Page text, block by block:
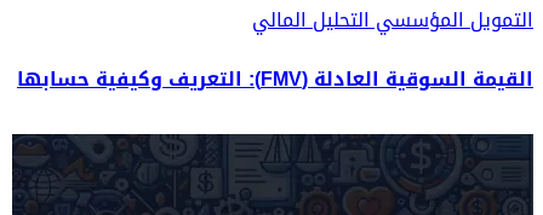
التمويل المؤسسيالتحليل المالي
القيمة السوقية العادلة (FMV): التعريف وكيفية حسابها